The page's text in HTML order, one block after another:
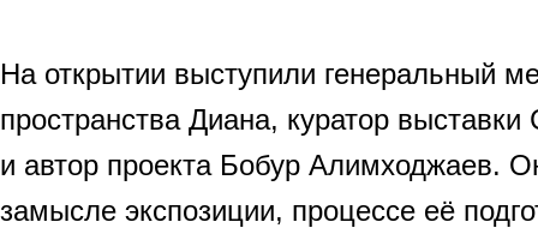
На открытии выступили генеральный
пространства Диана, куратор выставки
и автор проекта Бобур Алимходжаев.
замысле экспозиции, процессе её